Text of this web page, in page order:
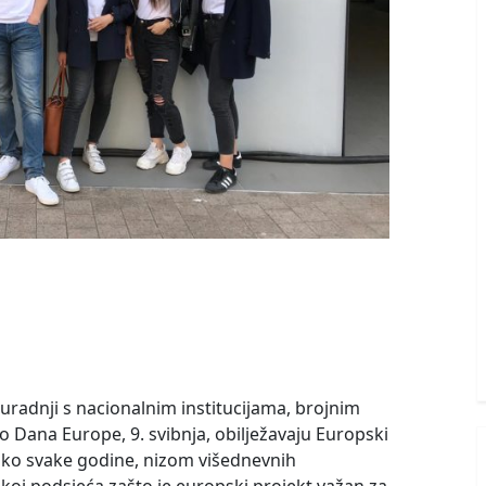
s nacionalnim institucijama, brojnim
Europe, 9. svibnja, obilježavaju Europski
svake godine, nizom višednevnih